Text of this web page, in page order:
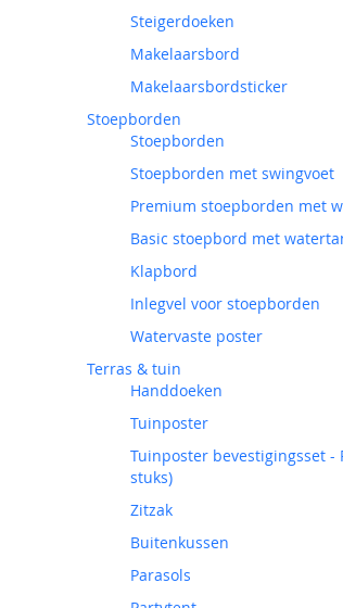
Steigerdoeken
Makelaarsbord
Makelaarsbordsticker
Stoepborden
Stoepborden
Stoepborden met swingvoet
Premium stoepborden met
Basic stoepbord met
Klapbord
Inlegvel voor stoepborden
Watervaste poster
Terras & tuin
Handdoeken
Tuinposter
Tuinposter bevestigingsset -
stuks)
Zitzak
Buitenkussen
Parasols